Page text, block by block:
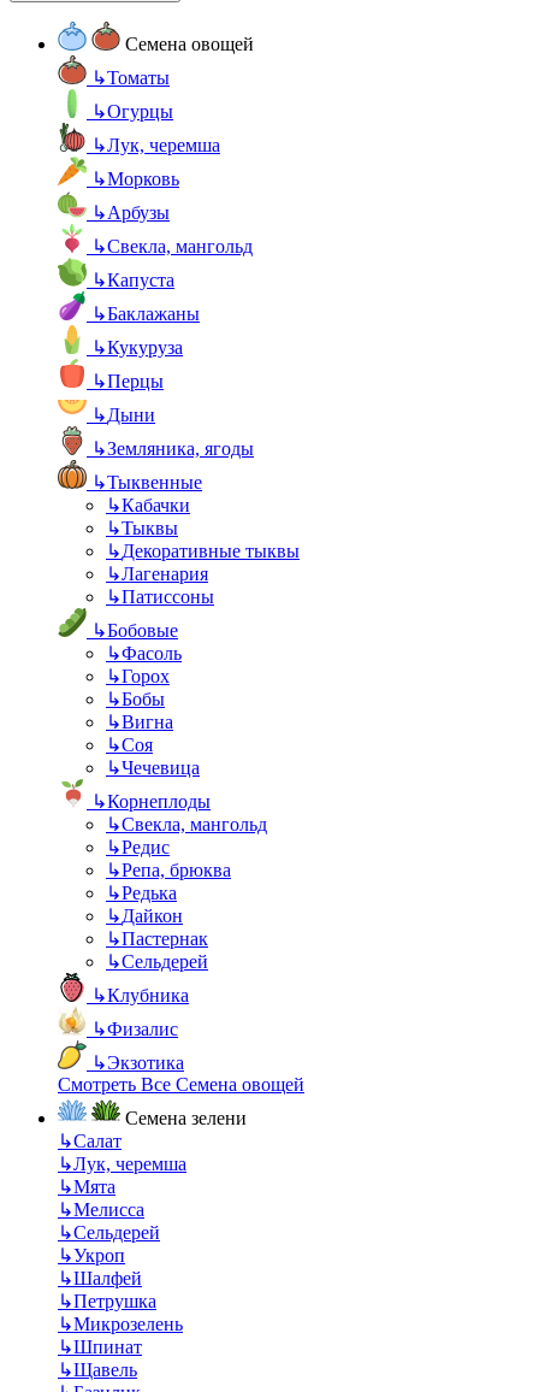
Семена овощей
↳Томаты
↳Огурцы
↳Лук, черемша
↳Морковь
↳Арбузы
↳Свекла, мангольд
↳Капуста
↳Баклажаны
↳Кукуруза
↳Перцы
↳Дыни
↳Земляника, ягоды
↳Тыквенные
↳Кабачки
↳Тыквы
↳Декоративные тыквы
↳Лагенария
↳Патиссоны
↳Бобовые
↳Фасоль
↳Горох
↳Бобы
↳Вигна
↳Соя
↳Чечевица
↳Корнеплоды
↳Свекла, мангольд
↳Редис
↳Репа, брюква
↳Редька
↳Дайкон
↳Пастернак
↳Сельдерей
↳Клубника
↳Физалис
↳Экзотика
Смотреть Все Семена овощей
Семена зелени
↳Салат
↳Лук, черемша
↳Мята
↳Мелисса
↳Сельдерей
↳Укроп
↳Шалфей
↳Петрушка
↳Микрозелень
↳Шпинат
↳Щавель